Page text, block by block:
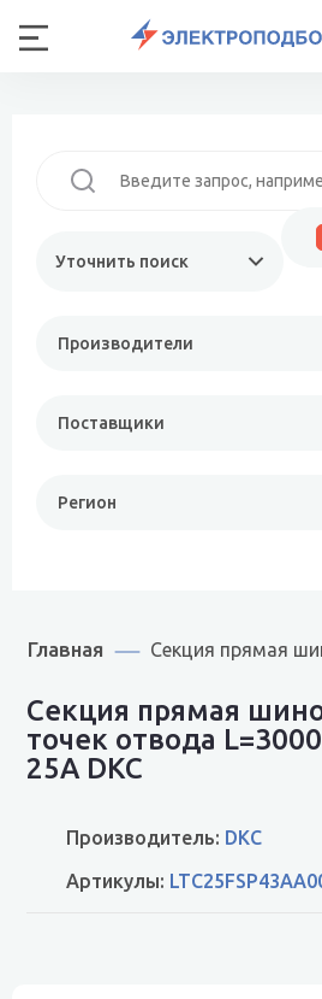
Уточнить поиск
Производители
Поставщики
Регион
Главная Секция прямая
Секция прямая
точек отвода
25A DKC
Производитель: DKC
Артикулы: